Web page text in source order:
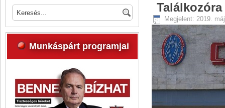
Munkáspárt programjai
Megjelent: 2019.